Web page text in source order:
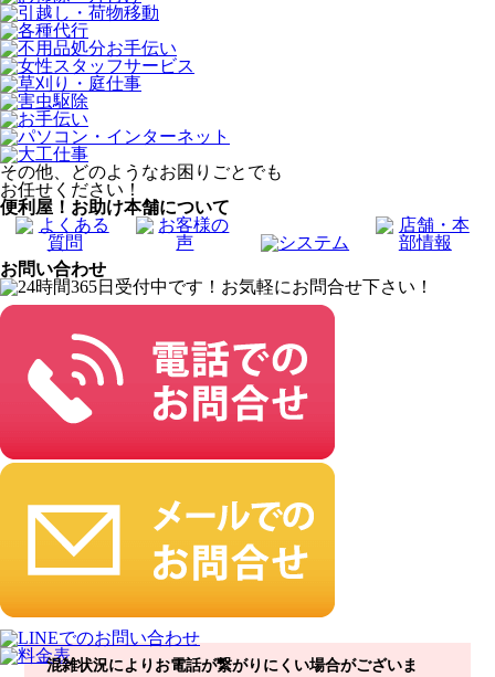
その他、どのようなお困りごとでも
お任せください！
便利屋！お助け本舗について
お問い合わせ
混雑状況によりお電話が繋がりにくい場合がございま